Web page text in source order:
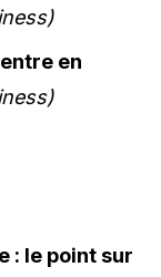
en
: le point sur